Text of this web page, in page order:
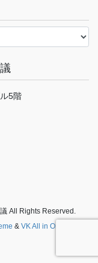
5階
All Rights Reserved.
& VK All in One